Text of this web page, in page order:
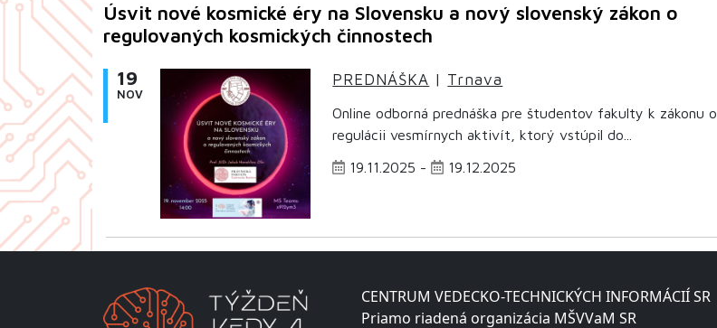
Úsvit nové kosmické éry na Slovensku a nový slovenský zákon o
regulovaných kosmických činnostech
19
NOV
PREDNÁŠKA | Trnava
Online odborná prednáška pre študentov fakulty k zákonu o
regulácii vesmírnych aktivít, ktorý vstúpil do...
19.11.2025 -
19.12.2025
CENTRUM VEDECKO-TECHNICKÝCH INFORMÁCIÍ SR
Priamo riadená organizácia MŠVVaM SR